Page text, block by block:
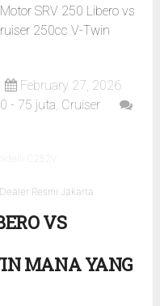
SRV 250 Libero vs
250cc V-Twin
February 27, 2026
- 75 juta, Cruiser
C252V
Resmi Jakarta
VS
MANA YANG